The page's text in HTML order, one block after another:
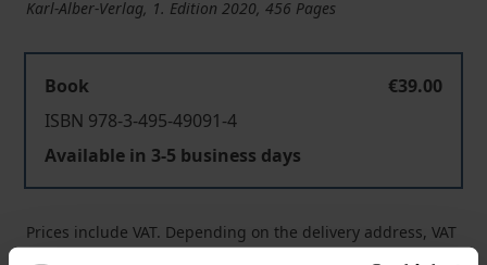
Karl-Alber-Verlag, 1. Edition 2020, 456 Pages
Book
€39.00
ISBN 978-3-495-49091-4
Available in 3-5 business days
Prices include VAT. Depending on the delivery address, VAT
may vary at checkout.